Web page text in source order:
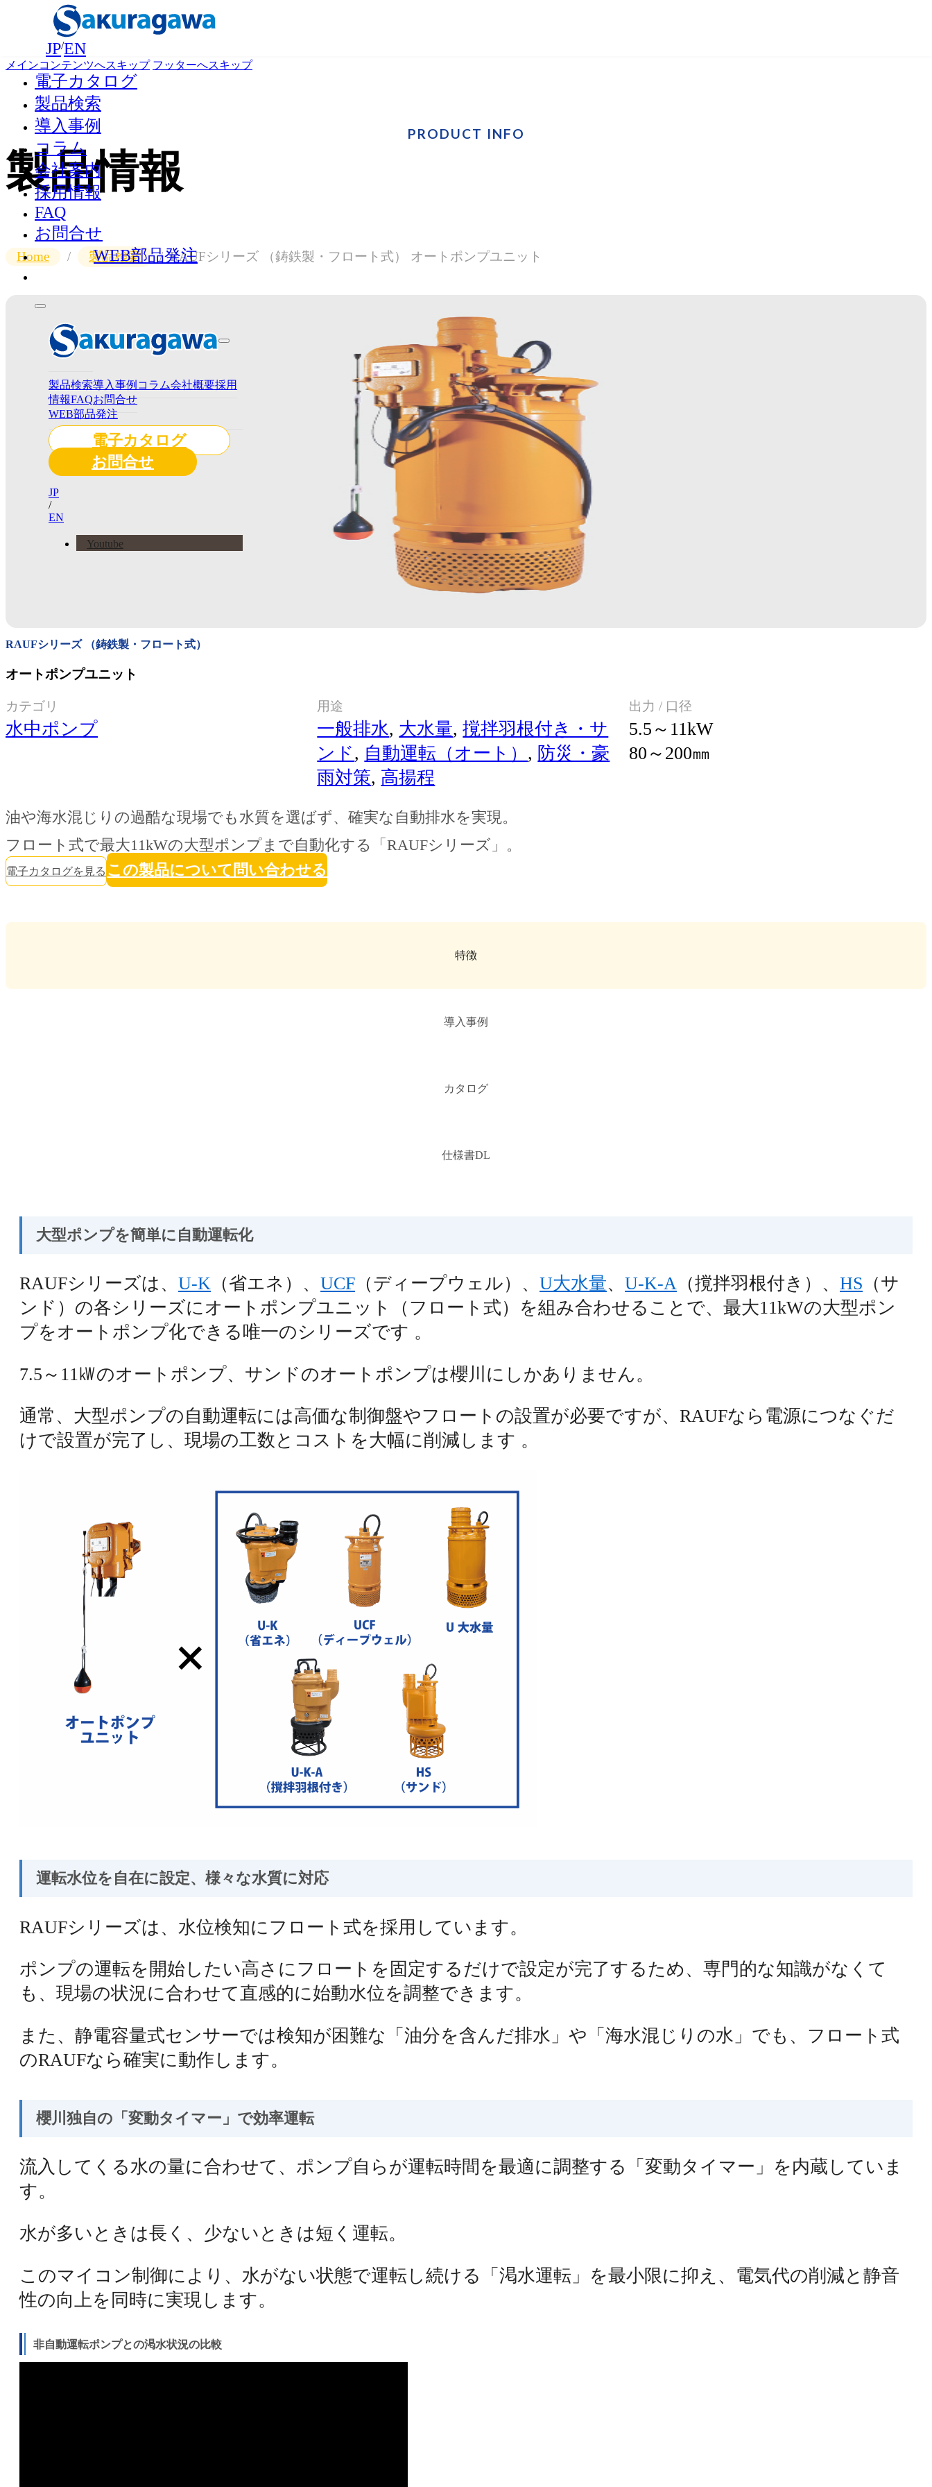
メインコンテンツへスキップ フッターへスキップ
JP/EN
電子カタログ
製品検索
導入事例
コラム
会社案内
採用情報
FAQ
お問合せ
WEB部品発注
製品検索導入事例 コラム会社概要採用
情報FAQお問合せ
WEB部品発注
電子カタログ
お問合せ
JP
/
EN
Youtube
PRODUCT INFO
製品情報
Home / 製品検索 / RAUFシリーズ （鋳鉄製・フロート式） オートポンプユニット
RAUFシリーズ （鋳鉄製・フロート式）
オートポンプユニット
カテゴリ
水中ポンプ
用途
一般排水, 大水量,撹拌羽根付き・サ
ンド, 自動運転（オート） , 防災・豪
雨対策, 高揚程
出力 / 口径
5.5～11kW
80～200㎜
油や海水混じりの過酷な現場でも水質を選ばず、確実な自動排水を実現。
フロート式で最大11kWの大型ポンプまで自動化する「RAUFシリーズ」。
電子カタログを見る この製品について問い合わせる
特徴
導入事例
カタログ
仕様書DL
大型ポンプを簡単に自動運転化
RAUFシリーズは、 U-K （省エネ）、 UCF （ディープウェル）、 U大水量、 U-K-A （撹拌羽根付き）、 HS （サ
ンド）の各シリーズにオートポンプユニット（フロート式）を組み合わせることで、最大11kWの大型ポン
プをオートポンプ化できる唯一のシリーズです 。
7.5～11㎾のオートポンプ、サンドのオートポンプは櫻川にしかありません。
通常、大型ポンプの自動運転には高価な制御盤やフロートの設置が必要ですが、RAUFなら電源につなぐだ
けで設置が完了し、現場の工数とコストを大幅に削減します 。
運転水位を自在に設定、様々な水質に対応
RAUFシリーズは、水位検知にフロート式を採用しています。
ポンプの運転を開始したい高さにフロートを固定するだけで設定が完了するため、専門的な知識がなくて
も、現場の状況に合わせて直感的に始動水位を調整できます。
また、静電容量式センサーでは検知が困難な「油分を含んだ排水」や「海水混じりの水」でも、フロート式
のRAUFなら確実に動作します。
櫻川独自の「変動タイマー」で効率運転
流入してくる水の量に合わせて、ポンプ自らが運転時間を最適に調整する「変動タイマー」を内蔵していま
す。
水が多いときは長く、少ないときは短く運転。
このマイコン制御により、水がない状態で運転し続ける「渇水運転」を最小限に抑え、電気代の削減と静音
性の向上を同時に実現します。
非自動運転ポンプとの渇水状況の比較